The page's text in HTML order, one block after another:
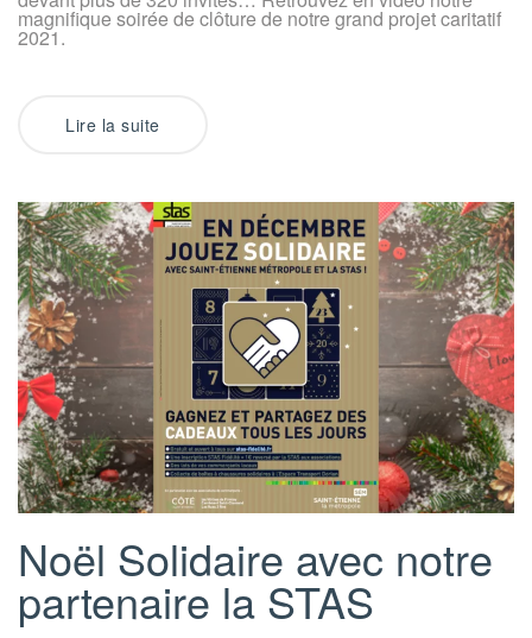
magnifique soirée de clôture de notre grand projet caritatif
2021.
Lire la suite
Noël Solidaire avec notre
partenaire la STAS